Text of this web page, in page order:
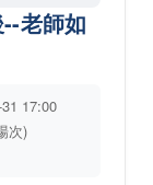
老師如
17:00
次)